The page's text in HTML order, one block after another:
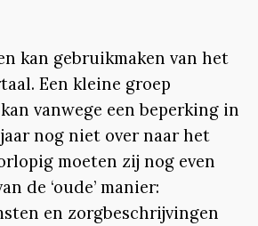
kan gebruikmaken van het
Een kleine groep
vanwege een beperking in
nog niet over naar het
moeten zij nog even
de ‘oude’ manier:
en zorgbeschrijvingen